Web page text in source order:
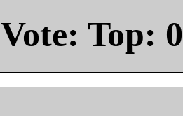
Vote: Top: 0